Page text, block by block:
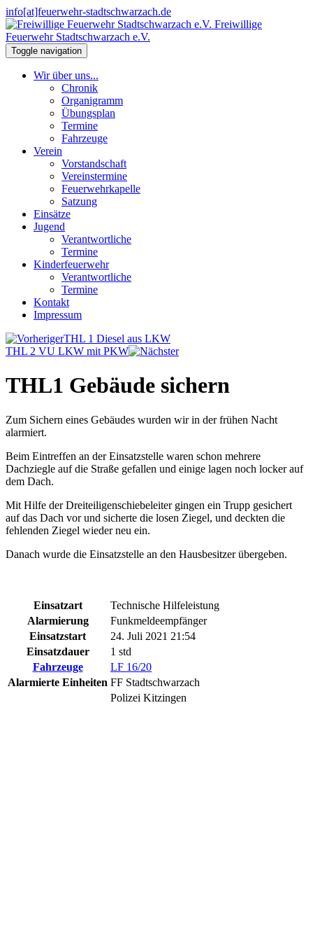
info[at]feuerwehr-stadtschwarzach.de
Freiwillige
Feuerwehr Stadtschwarzach e.V.
Toggle navigation
Wir über uns...
Chronik
Organigramm
Übungsplan
Termine
Fahrzeuge
Verein
Vorstandschaft
Vereinstermine
Feuerwehrkapelle
Satzung
Einsätze
Jugend
Verantwortliche
Termine
Kinderfeuerwehr
Verantwortliche
Termine
Kontakt
Impressum
THL 1 Diesel aus LKW
THL 2 VU LKW mit PKW
THL1 Gebäude sichern
Zum Sichern eines Gebäudes wurden wir in der frühen Nacht
alarmiert.
Beim Eintreffen an der Einsatzstelle waren schon mehrere
Dachziegle auf die Straße gefallen und einige lagen noch locker auf
dem Dach.
Mit Hilfe der Dreiteiligenschiebeleiter gingen ein Trupp gesichert
auf das Dach vor und sicherte die losen Ziegel, und deckten die
fehlenden Ziegel wieder neu ein.
Danach wurde die Einsatzstelle an den Hausbesitzer übergeben.
Einsatzart
Technische Hilfeleistung
Alarmierung
Funkmeldeempfänger
Einsatzstart
24. Juli 2021 21:54
Einsatzdauer
1 std
Fahrzeuge
LF 16/20
Alarmierte Einheiten FF Stadtschwarzach
Polizei Kitzingen